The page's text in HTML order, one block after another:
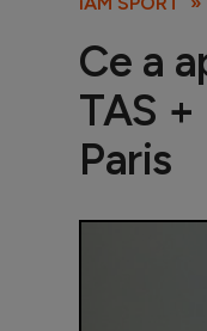
Ce a
TAS
Paris